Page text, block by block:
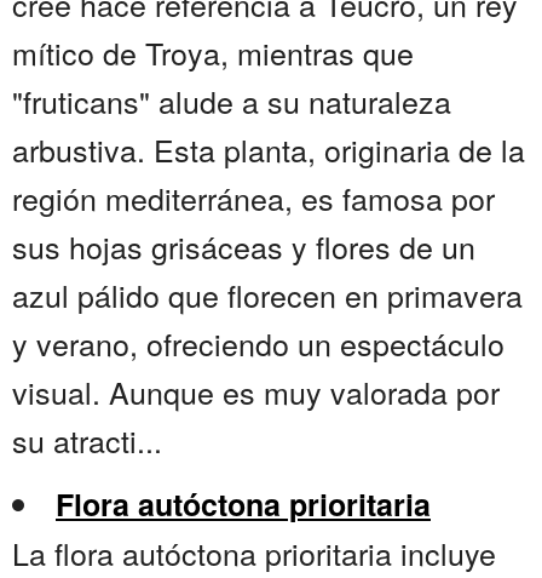
mítico de Troya, mientras que
"fruticans" alude a su naturaleza
arbustiva. Esta planta, originaria de la
región mediterránea, es famosa por
sus hojas grisáceas y flores de un
azul pálido que florecen en primavera
y verano, ofreciendo un espectáculo
visual. Aunque es muy valorada por
su atracti...
Flora autóctona prioritaria
La flora autóctona prioritaria incluye